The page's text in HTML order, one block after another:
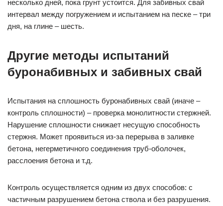
несколько дней, пока грунт устоится. Для забивных свай
интервал между погружением и испытанием на песке – три
дня, на глине – шесть.
Другие методы испытаний
буронабивных и забивных свай
Испытания на сплошность буронабивных свай (иначе –
контроль сплошности) – проверка монолитности стержней.
Нарушение сплошности снижает несущую способность
стержня. Может проявиться из-за перерыва в заливке
бетона, негерметичного соединения труб-оболочек,
расслоения бетона и т.д.
Контроль осуществляется одним из двух способов: с
частичным разрушением бетона ствола и без разрушения.